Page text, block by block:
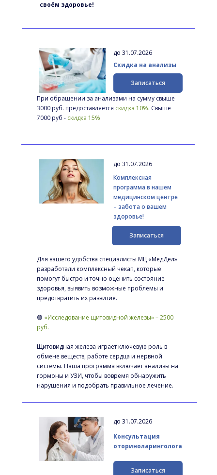
своём здоровье!
до 31.07.2026
При обращении за анализами на сумму свыше
3000 руб. предоставляется скидка 10%. Свыше
7000 руб - скидка 15%
Скидка на анализы
Записаться
до 31.07.2026
Для вашего удобства специалисты МЦ «МедДел»
разработали комплексный чекап, которые
помогут быстро и точно оценить состояние
здоровья, выявить возможные проблемы и
предотвратить их развитие.
🟢 «Исследование щитовидной железы» – 2500
руб.
Щитовидная железа играет ключевую роль в
обмене веществ, работе сердца и нервной
системы. Наша программа включает анализы на
гормоны и УЗИ, чтобы вовремя обнаружить
нарушения и подобрать правильное лечение.
Комплексная
программа в нашем
медицинском центре
– забота о вашем
здоровье!
Записаться
до 31.07.2026
Консультация
оториноларинголога
Записаться